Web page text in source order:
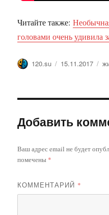
Читайте также:
головами очень удивила
Автор
120.su Опубликовано
15.11.2017
Добавить
Ваш адрес email не будет
помечены *
КОММЕНТАРИЙ *